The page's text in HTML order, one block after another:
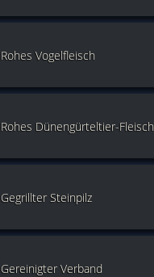
Rohes Vogelfleisch
Rohes Dünengürteltier-Fleisch
Gegrillter Steinpilz
Gereinigter Verband